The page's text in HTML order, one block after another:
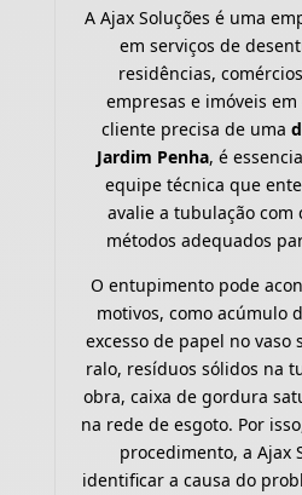
A Ajax Soluções é uma
em serviços de
residências,
empresas e imóveis
cliente precisa de uma
Jardim Penha, é
equipe técnica que
avalie a tubulação
métodos adequados
O entupimento pode
motivos, como acúmulo
excesso de papel no vaso
ralo, resíduos sólidos na
obra, caixa de gordura
na rede de esgoto. Por
procedimento, a Ajax
identificar a causa do